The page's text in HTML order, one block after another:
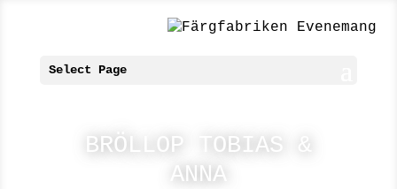
Select Page
BRÖLLOP TOBIAS &
ANNA